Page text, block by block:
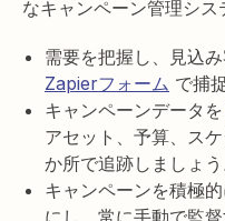
なキャンペーン管理シス
需要を把握し、見込
Zapierフォーム で捕
キャンペーンデータを
アセット、予算、ス
か所で追跡しましょう
キャンペーンを積極
にし、常に手動で監